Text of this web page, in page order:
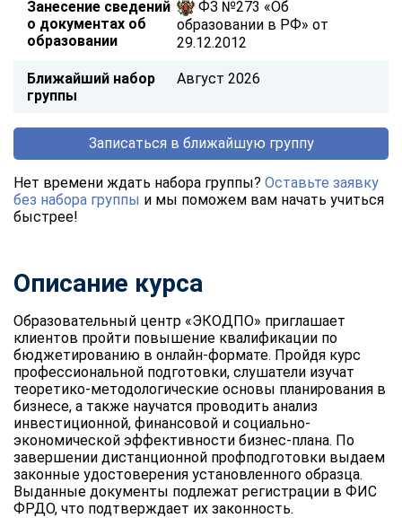
Занесение сведений
о документах об
образовании
ФЗ №273 «Об
образовании в РФ» от
29.12.2012
Ближайший набор
группы
Август 2026
Записаться в ближайшую группу
Нет времени ждать набора группы? Оставьте заявку
без набора группы и мы поможем вам начать учиться
быстрее!
Описание курса
Образовательный центр «ЭКОДПО» приглашает
клиентов пройти повышение квалификации по
бюджетированию в онлайн-формате. Пройдя курс
профессиональной подготовки, слушатели изучат
теоретико-методологические основы планирования в
бизнесе, а также научатся проводить анализ
инвестиционной, финансовой и социально-
экономической эффективности бизнес-плана. По
завершении дистанционной профподготовки выдаем
законные удостоверения установленного образца.
Выданные документы подлежат регистрации в ФИС
ФРДО, что подтверждает их законность.